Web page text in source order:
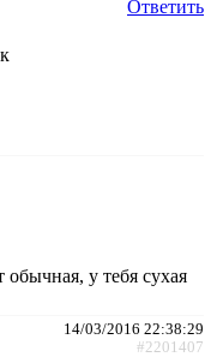
Ответить
у тебя сухая
14/03/2016 22:38:29
#2201407